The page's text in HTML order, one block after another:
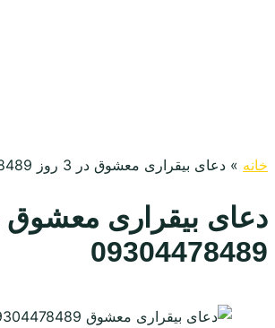
خانه » دعای بیقراری معشوق در 3 روز 09304478489
09304478489